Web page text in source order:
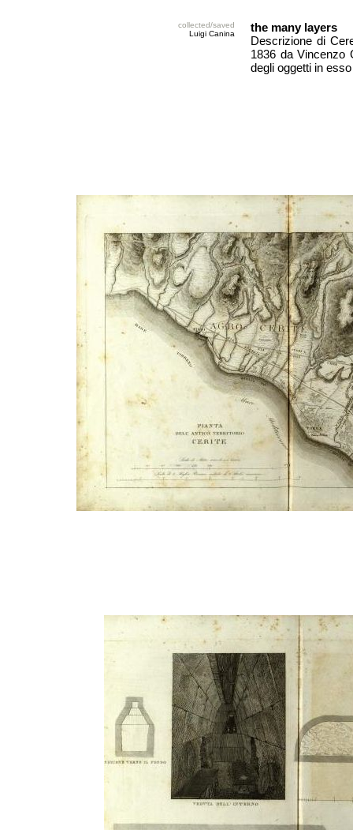
collected/saved
Luigi Canina
the many layers
Descrizione di
1836 da Vincenzo
degli oggetti in